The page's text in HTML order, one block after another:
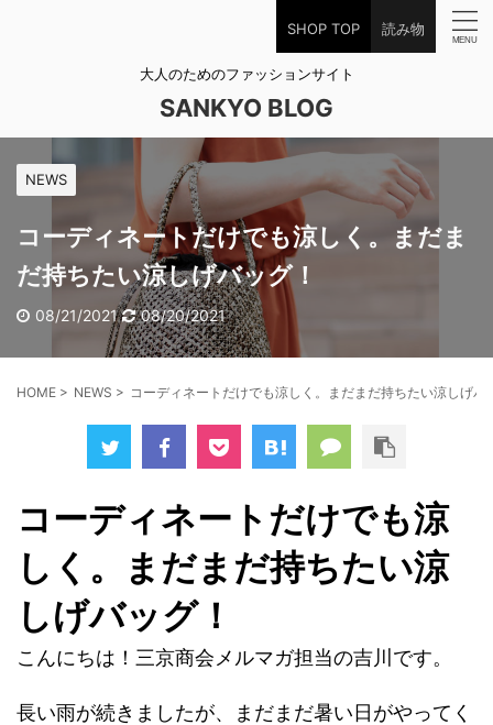
SHOP TOP 読み物
大人のためのファッションサイト
SANKYO BLOG
NEWS
コーディネートだけでも涼しく。まだま
だ持ちたい涼しげバッグ！
08/21/2021 08/20/2021
HOME > NEWS > コーディネートだけでも涼しく。まだまだ持ちたい涼しげバ
コーディネートだけでも涼
しく。まだまだ持ちたい涼
しげバッグ！
こんにちは！三京商会メルマガ担当の吉川です。
長い雨が続きましたが、まだまだ暑い日がやってく